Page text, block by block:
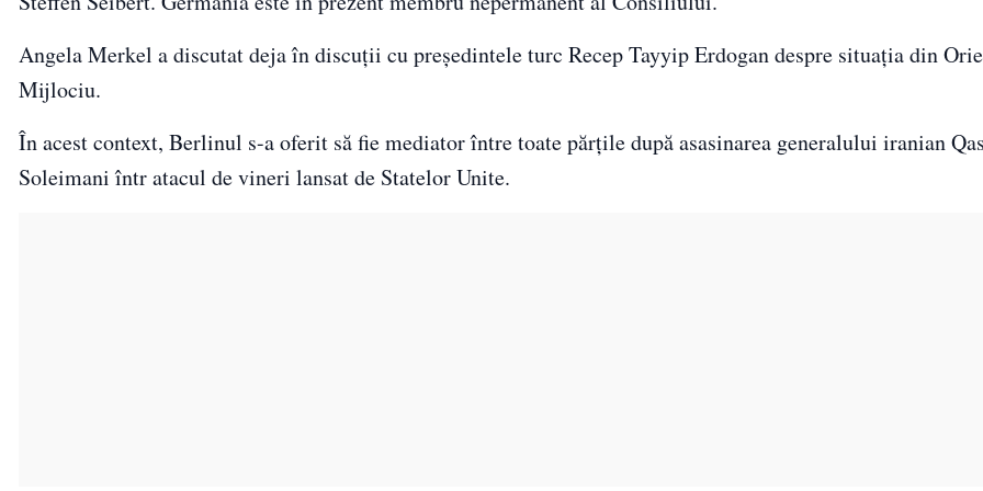
Angela Merkel a discutat deja în discuții cu președintele turc Recep Tayyip Erdogan despre situaţia din
Mijlociu.
În acest context, Berlinul s-a oferit să fie mediator între toate părțile după asasinarea generalului iranian
Soleimani într atacul de vineri lansat de Statelor Unite.